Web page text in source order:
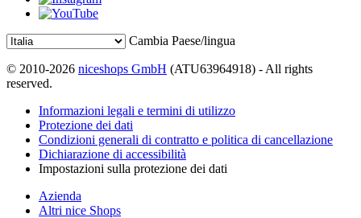
Cambia Paese/lingua
© 2010-2026 niceshops GmbH (ATU63964918) - All rights
reserved.
Informazioni legali e termini di utilizzo
Protezione dei dati
Condizioni generali di contratto e politica di cancellazione
Dichiarazione di accessibilità
Impostazioni sulla protezione dei dati
Azienda
Altri nice Shops